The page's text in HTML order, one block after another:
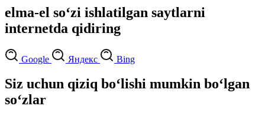
elma-el so‘zi ishlatilgan saytlarni
internetda qidiring
Google Яндекс Bing
Siz uchun qiziq bo‘lishi mumkin bo‘lgan
so‘zlar